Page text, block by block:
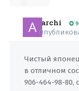
archi
Чистый
в отличном
906-464-98-80,